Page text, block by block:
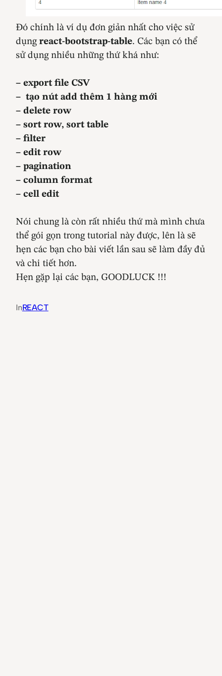
Đó chính là ví dụ đơn giản nhất cho việc sử
dụngreact-bootstrap-table. Các bạn có thể
sử dụng nhiều những thứ khá như:
– export file CSV
– tạo nút add thêm 1 hàng mới
– delete row
– sort row, sort table
– filter
– edit row
– pagination
– column format
– cell edit
Nói chung là còn rất nhiều thứ mà mình chưa
thể gói gọn trong tutorial này được, lên là sẽ
hẹn các bạn cho bài viết lần sau sẽ làm đầy đủ
và chi tiết hơn.
Hẹn gặp lại các bạn, GOODLUCK !!!
InREACT